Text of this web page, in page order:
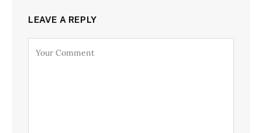
LEAVE A REPLY